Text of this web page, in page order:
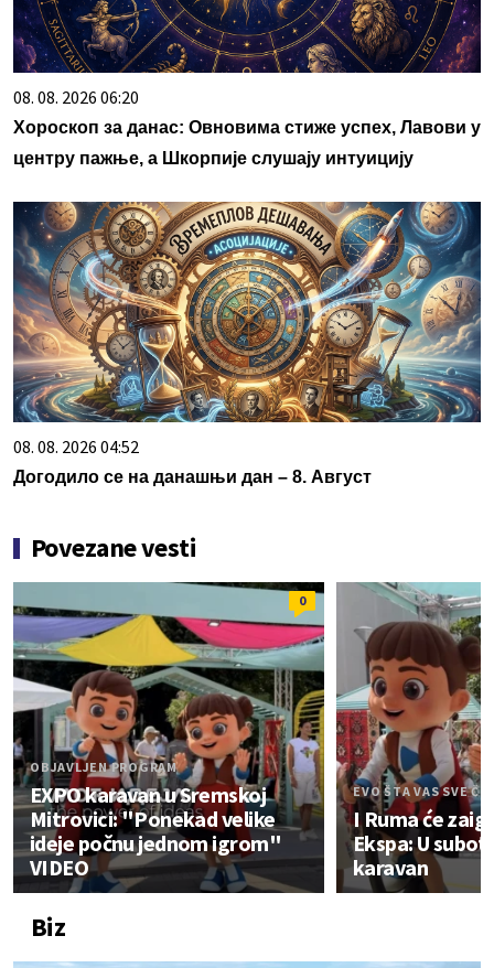
08. 08. 2026 06:20
Хороскоп за данас: Овновима стиже успех, Лавови у
центру пажње, а Шкорпије слушају интуицију
08. 08. 2026 04:52
Догодило се на данашњи дан – 8. Август
Povezane vesti
0
OBJAVLJEN PROGRAM
EXPO karavan u Sremskoj
Mitrovici: "Ponekad velike
ideje počnu jednom igrom"
VIDEO
EVO ŠTA VAS SVE
I Ruma će
Ekspa: U
karavan
Biz